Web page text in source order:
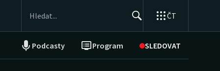
ČT
Podcasty Program SLEDOVAT
NEPŘEHLÉDNĚTE